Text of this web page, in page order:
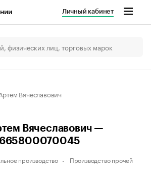
Личный кабинет
Вячеславович
Вячеславович —
производство
Производство прочей